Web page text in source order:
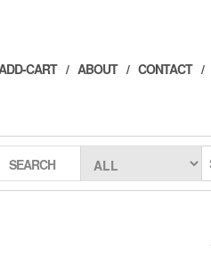
CART ABOUT CONTACT
SEARCH